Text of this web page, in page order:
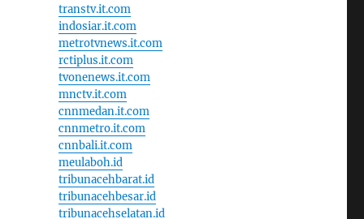
transtv.it.com
indosiar.it.com
metrotvnews.it.com
rctiplus.it.com
tvonenews.it.com
mnctv.it.com
cnnmedan.it.com
cnnmetro.it.com
cnnbali.it.com
meulaboh.id
tribunacehbarat.id
tribunacehbesar.id
tribunacehselatan.id